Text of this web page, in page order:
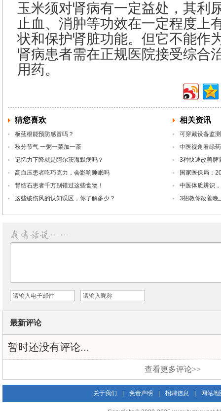
玉米须对肾病有一定益处，其利
止血、消肿等功效在一定程度上
状和保护肾脏功能。但它不能作
肾病患者需在正规医院接受综合
用药。
猜您喜欢
板蓝根能预防感冒吗？
秋分节气 一粥一菜加一茶
记忆力下降就是阿尔茨海默病吗？
高血压患者吃巧克力，会影响睡眠吗
肾结石患者千万别错过这些食物！
这些破伤风的认知误区，你了解多少？
相关资讯
可穿戴设备监
中医视角看绿
3种快速改善脾
国家医保局：
中医体质辨识
3招教你改善晚
最新评论
暂时还没有评论...
查看更多评论>>
关于我们 免责声明 招聘信息 网站地